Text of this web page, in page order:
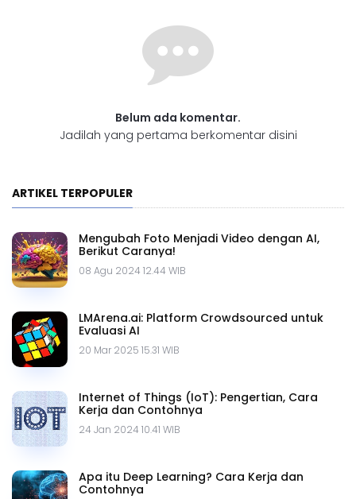
Belum ada komentar.
Jadilah yang pertama berkomentar disini
ARTIKEL TERPOPULER
Mengubah Foto Menjadi Video dengan AI,
Berikut Caranya!
08 Agu 2024 12.44 WIB
LMArena.ai: Platform Crowdsourced untuk
Evaluasi AI
20 Mar 2025 15.31 WIB
Internet of Things (IoT): Pengertian, Cara
Kerja dan Contohnya
24 Jan 2024 10.41 WIB
Apa itu Deep Learning? Cara Kerja dan
Contohnya